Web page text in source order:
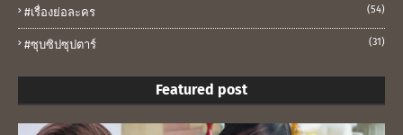
#เรื่องย่อละคร (54)
#ซุบซิปซุปตาร์ (31)
Featured post